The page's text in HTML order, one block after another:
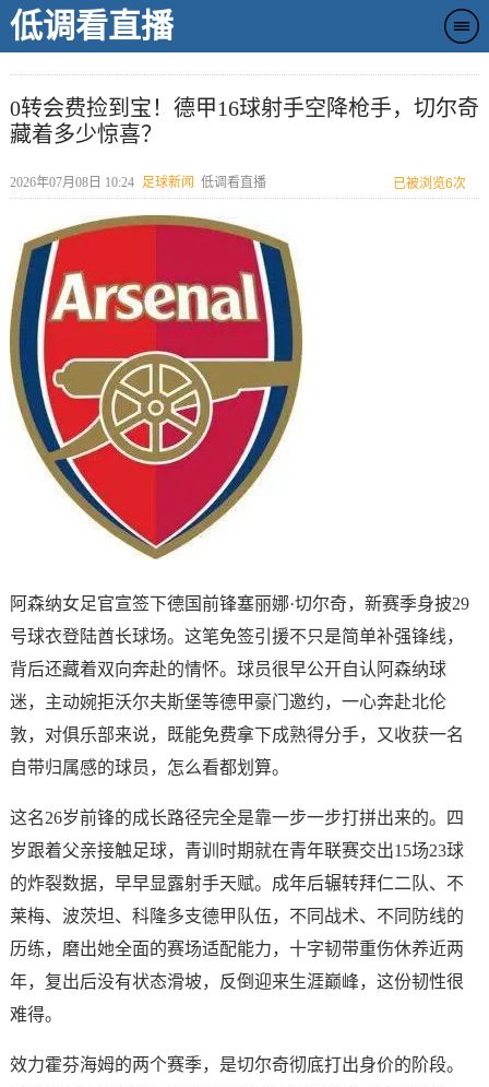
低调看直播
0转会费捡到宝！德甲16球射手空降枪手，切尔奇
藏着多少惊喜？
2026年07月08日 10:24 足球新闻 低调看直播 已被浏览6次
阿森纳女足官宣签下德国前锋塞丽娜·切尔奇，新赛季身披29
号球衣登陆酋长球场。这笔免签引援不只是简单补强锋线，
背后还藏着双向奔赴的情怀。球员很早公开自认阿森纳球
迷，主动婉拒沃尔夫斯堡等德甲豪门邀约，一心奔赴北伦
敦，对俱乐部来说，既能免费拿下成熟得分手，又收获一名
自带归属感的球员，怎么看都划算。
这名26岁前锋的成长路径完全是靠一步一步打拼出来的。四
岁跟着父亲接触足球，青训时期就在青年联赛交出15场23球
的炸裂数据，早早显露射手天赋。成年后辗转拜仁二队、不
莱梅、波茨坦、科隆多支德甲队伍，不同战术、不同防线的
历练，磨出她全面的赛场适配能力，十字韧带重伤休养近两
年，复出后没有状态滑坡，反倒迎来生涯巅峰，这份韧性很
难得。
效力霍芬海姆的两个赛季，是切尔奇彻底打出身价的阶段。